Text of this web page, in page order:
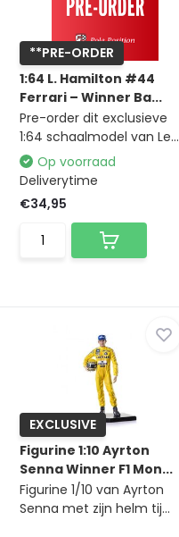
**PRE-ORDER
1:64 L. Hamilton #44
Ferrari – Winner Ba...
Pre-order dit exclusieve
1:64 schaalmodel van Le...
Op voorraad
Deliverytime
€34,95
EXCLUSIVE
Figurine 1:10 Ayrton
Senna Winner F1 Mon...
Figurine 1/10 van Ayrton
Senna met zijn helm tij...